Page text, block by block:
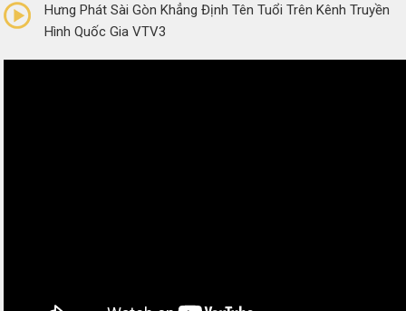
Hưng Phát Sài Gòn Khẳng Định Tên Tuổi Trên Kênh Truyền
Hình Quốc Gia VTV3